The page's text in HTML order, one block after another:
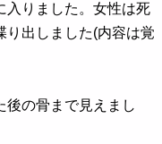
入りました。女性は死
り出しました(内容は覚
後の骨まで見えまし